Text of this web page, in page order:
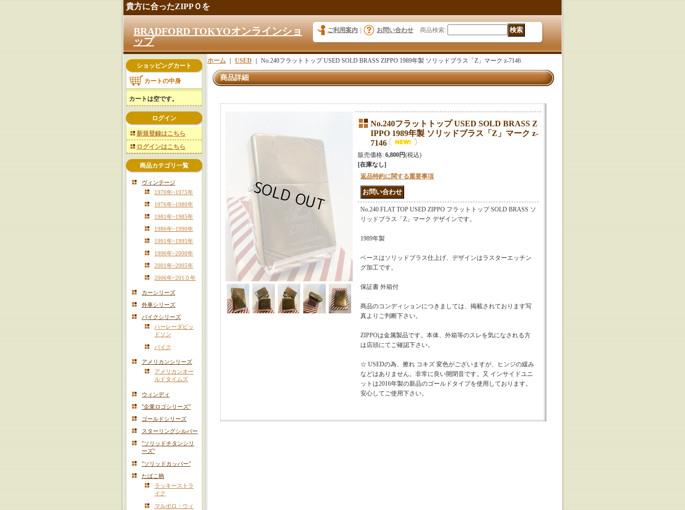
貴方に合ったZIPPＯを
BRADFORD TOKYOオンラインショ
ップ
ご利用案内 お問い合わせ 商品検索:
ショッピングカート
カートの中身
カートは空です。
ログイン
新規登録はこちら
ログインはこちら
商品カテゴリ一覧
ヴィンテージ
1970年~1975年
1976年~1980年
1981年~1985年
1986年~1990年
1991年~1995年
1996年~2000年
2001年~2005年
2006年~201０年
カーシリーズ
外車シリーズ
バイクシリーズ
ハーレーダビッ
ドソン
バイク
アメリカンシリーズ
アメリカンオー
ルドタイムズ
ウィンディ
"企業ロゴシリーズ"
ゴールドシリーズ
スターリングシルバー
"ソリッドチタンシリ
ーズ"
"ソリッドカッパー"
たばこ柄
ラッキーストラ
イク
マルボロ・ウィ
ホーム USED No.240フラットトップ USED SOLD BRASS ZIPPO 1989年製 ソリッドブラス「Z」マーク z-7146
商品詳細
No.240フラットトップ USED SOLD BRASS Z
IPPO 1989年製 ソリッドブラス「Z」マーク z-
7146
販売価格: 6,800円(税込)
[在庫なし]
返品特約に関する重要事項
No.240 FLAT TOP USED ZIPPO フラットトップ SOLD BRASS ソ
リッドブラス「Z」マーク デザインです。
1989年製
ベースはソリッドブラス仕上げ、デザインはラスターエッチン
グ加工です。
保証書 外箱付
商品のコンディションにつきましては、掲載されております写
真よりご判断下さい。
ZIPPOは金属製品です。本体、外箱等のスレを気になされる方
は店頭にてご確認下さい。
☆ USEDの為、擦れ コキズ 変色がございますが、ヒンジの緩み
などはありません。非常に良い開閉音です。又 インサイドユニ
ットは2016年製の新品のゴールドタイプを使用しております。
安心してご使用下さい。